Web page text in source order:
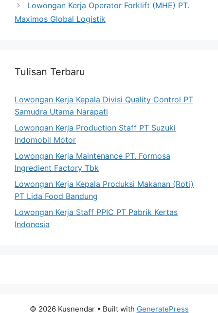
Lowongan Kerja Operator Forklift (MHE) PT.
Maximos Global Logistik
Tulisan Terbaru
Lowongan Kerja Kepala Divisi Quality Control PT
Samudra Utama Narapati
Lowongan Kerja Production Staff PT Suzuki
Indomobil Motor
Lowongan Kerja Maintenance PT. Formosa
Ingredient Factory Tbk
Lowongan Kerja Kepala Produksi Makanan (Roti)
PT Lida Food Bandung
Lowongan Kerja Staff PPIC PT Pabrik Kertas
Indonesia
© 2026 Kusnendar• Built with GeneratePress